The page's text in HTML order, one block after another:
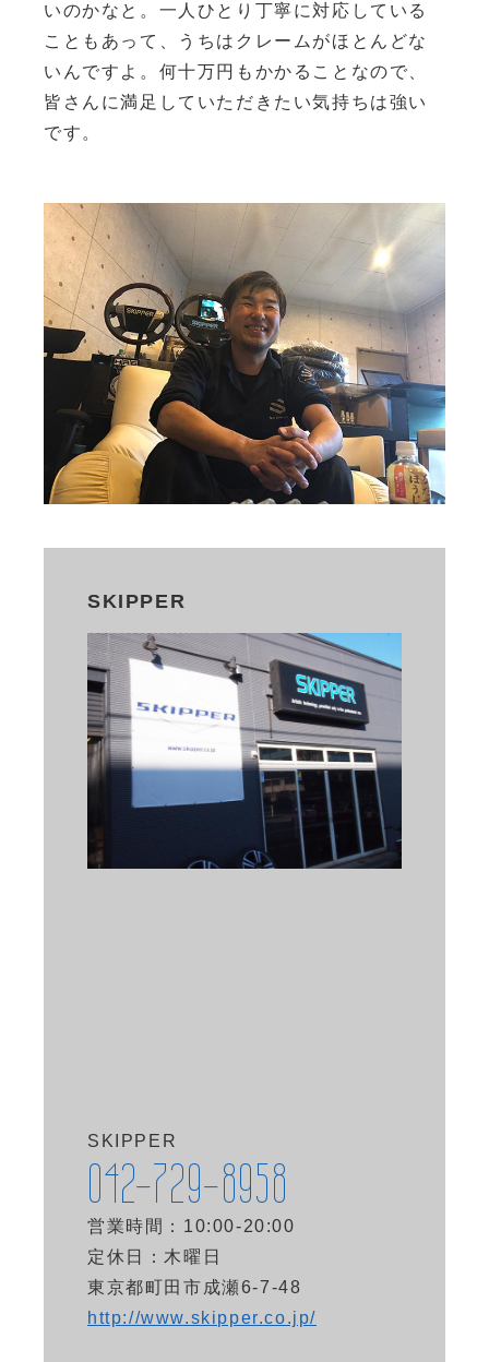
いのかなと。一人ひとり丁寧に対応している
こともあって、うちはクレームがほとんどな
いんですよ。何十万円もかかることなので、
皆さんに満足していただきたい気持ちは強い
です。
SKIPPER
SKIPPER
042-729-8958
営業時間：10:00-20:00
定休日：木曜日
東京都町田市成瀬6-7-48
http://www.skipper.co.jp/